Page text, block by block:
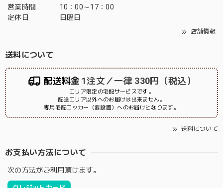
営業時間
10：00～17：00
定休日
日曜日
店舗情報
送料について
配送料金 1注文／一律 330円（税込）
エリア限定の宅配サービスです。
配送エリア以外へのお届けは出来ません。
専用宅配ロッカー（要設置）へのお届けとなります。
送料について
お支払い方法について
次の方法がご利用頂けます。